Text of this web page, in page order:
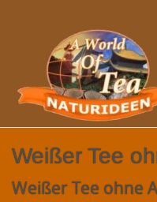
Weißer Tee
Weißer Tee ohne